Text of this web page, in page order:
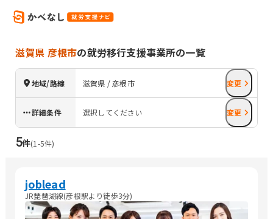
滋賀県 彦根市の就労移行支援事業所の一覧
地域/路線 滋賀県 / 彦根市 変更
詳細条件 選択してください 変更
5件(1 -5件)
joblead
JR琵琶湖線(彦根駅より徒歩3分)